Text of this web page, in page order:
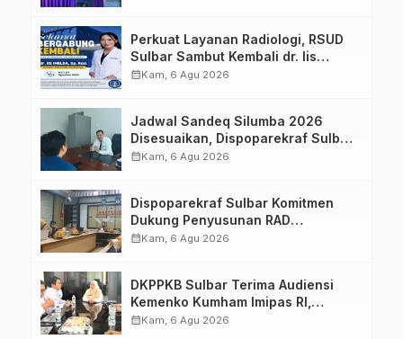
Perkuat Layanan Radiologi, RSUD
Sulbar Sambut Kembali dr. Iis
Imelda, Sp.Rad
calendar_monthKam, 6 Agu 2026
Jadwal Sandeq Silumba 2026
Disesuaikan, Dispoparekraf Sulbar
Pastikan Persiapan Tetap
calendar_monthKam, 6 Agu 2026
Dispoparekraf Sulbar Komitmen
Dukung Penyusunan RAD
TPB/SDGs Sulawesi Barat
calendar_monthKam, 6 Agu 2026
DKPPKB Sulbar Terima Audiensi
Kemenko Kumham Imipas RI,
Perkuat Pelayanan Kesehatan bagi
calendar_monthKam, 6 Agu 2026